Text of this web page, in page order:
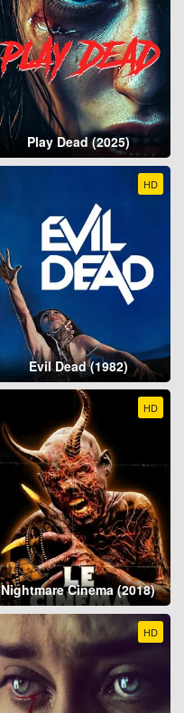
Play Dead (2025)
HD
Evil Dead (1982)
HD
Nightmare Cinema (2018)
HD